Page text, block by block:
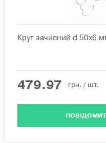
Круг зачисний d 50х6
479.97 грн. / шт.